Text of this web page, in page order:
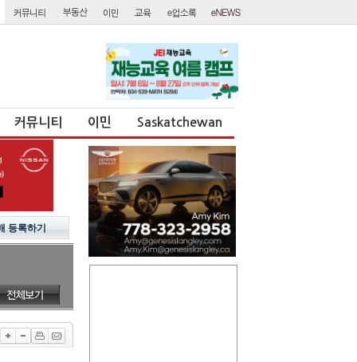
커뮤니티 이민 Saskatchewan
등록하기